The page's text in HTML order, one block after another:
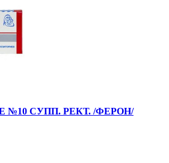
№10 СУПП. РЕКТ. /ФЕРОН/